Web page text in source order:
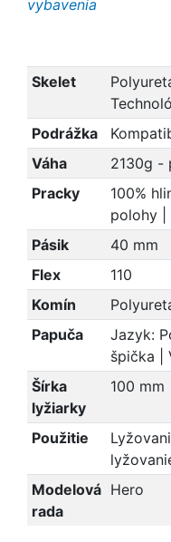
vybavenia
Skelet
Podrážka
Váha
2130g -
Pracky
100%
polohy |
Pásik
40 mm
Flex
110
Komín
Papuča
Jazyk:
špička |
Šírka
lyžiarky
100 mm
Použitie
Modelová
rada
Hero